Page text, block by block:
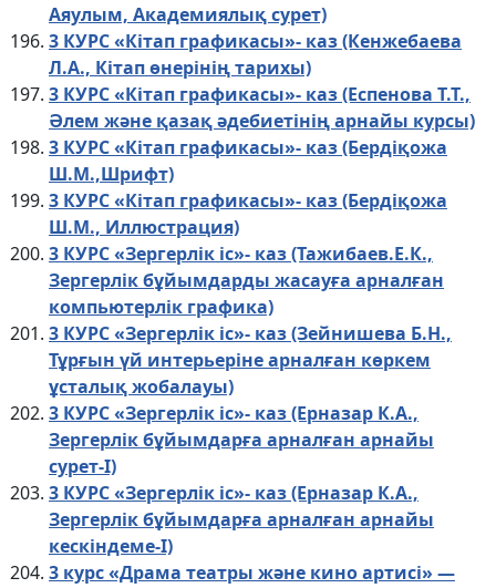
Аяулым, Академиялық сурет)
3 КУРС «Кітап графикасы»- каз (Кенжебаева
Л.А., Кітап өнерінің тарихы)
3 КУРС «Кітап графикасы»- каз (Еспенова Т.Т.,
Әлем және қазақ әдебиетінің арнайы курсы)
3 КУРС «Кітап графикасы»- каз (Бердіқожа
Ш.М.,Шрифт)
3 КУРС «Кітап графикасы»- каз (Бердіқожа
Ш.М., Иллюстрация)
3 КУРС «Зергерлік іс»- каз (Тажибаев.Е.К.,
Зергерлік бұйымдарды жасауға арналған
компьютерлік графика)
3 КУРС «Зергерлік іс»- каз (Зейнишева Б.Н.,
Тұрғын үй интерьеріне арналған көркем
ұсталық жобалауы)
3 КУРС «Зергерлік іс»- каз (Ерназар К.А.,
Зергерлік бұйымдарға арналған арнайы
сурет-І)
3 КУРС «Зергерлік іс»- каз (Ерназар К.А.,
Зергерлік бұйымдарға арналған арнайы
кескіндеме-І)
3 курс «Драма театры және кино артисі» —